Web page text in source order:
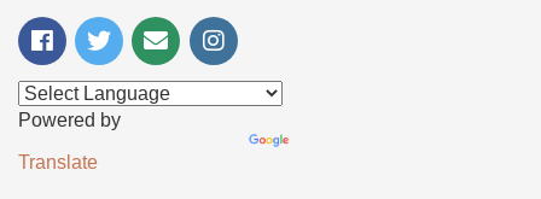
Powered by
Translate